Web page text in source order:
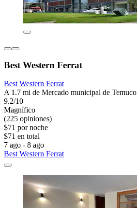
Best Western Ferrat
Best Western Ferrat
A 1.7 mi de Mercado municipal de Temuco
9.2/10
Magnífico
(225 opiniones)
$71 por noche
$71 en total
7 ago - 8 ago
Best Western Ferrat